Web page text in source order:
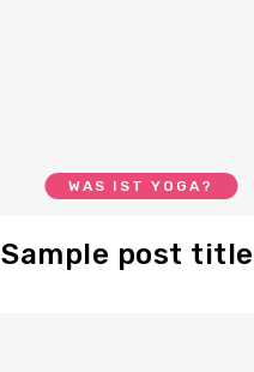
WAS IST YOGA?
Sample post